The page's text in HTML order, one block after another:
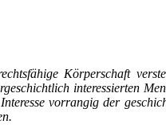
Körperschaft
interessierten
vorrangig der